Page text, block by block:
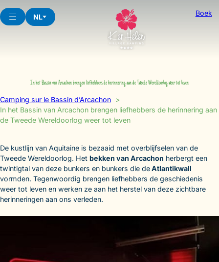
to
content
NL Boek
In het Bassin van Arcachon brengen liefhebbers de herinnering aan de Tweede Wereldoorlog weer tot leven
Camping sur le Bassin d’Arcachon
In het Bassin van Arcachon brengen liefhebbers de herinnering aan
de Tweede Wereldoorlog weer tot leven
De kustlijn van Aquitaine is bezaaid met overblijfselen van de
Tweede Wereldoorlog. Het bekken van Arcachon herbergt een
twintigtal van deze bunkers en bunkers die deAtlantikwall
vormden. Tegenwoordig brengen liefhebbers de geschiedenis
weer tot leven en werken ze aan het herstel van deze zichtbare
herinneringen aan ons verleden.